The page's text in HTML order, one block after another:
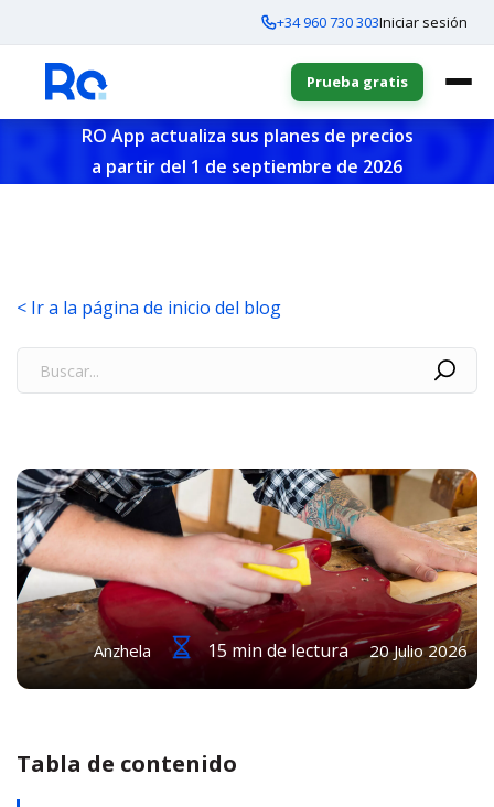
+34 960 730 303Iniciar sesión
Prueba gratis
RO App actualiza sus planes de precios
a partir del 1 de septiembre de 2026
< Ir a la página de inicio del blog
Anzhela 15 min de lectura 20 Julio 2026
Tabla de contenido